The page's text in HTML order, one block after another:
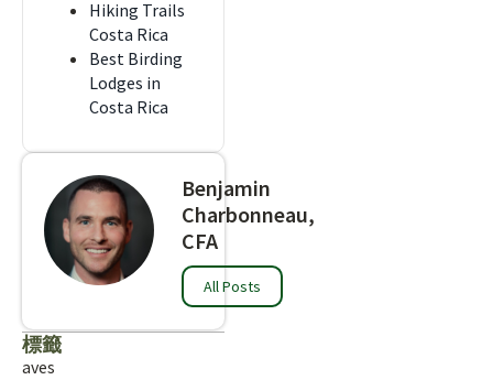
Hiking Trails
Costa Rica
Best Birding
Lodges in
Costa Rica
Benjamin
Charbonneau,
CFA
All Posts
標籤
aves